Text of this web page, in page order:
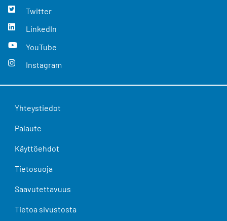
Twitter
LinkedIn
YouTube
Instagram
Yhteystiedot
Palaute
Käyttöehdot
Tietosuoja
Saavutettavuus
Tietoa sivustosta